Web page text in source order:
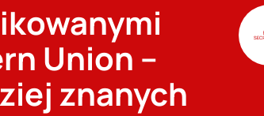
Union –
znanych